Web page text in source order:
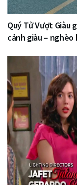
Quý Tử Vượt Giàu
cảnh giàu – nghèo